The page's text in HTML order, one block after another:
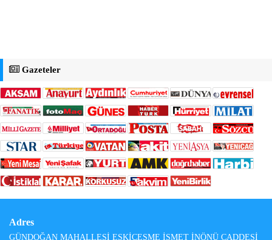
Gazeteler
Adres
GÜNDOĞAN MAHALLESİ ESKİÇEŞME İSMET İNÖNÜ CADDESİ